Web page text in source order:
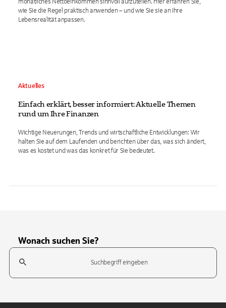
monatliches Nettoeinkommen sinnvoll aufzuteilen. Hier erfahren Sie,
wie Sie die Regel praktisch anwenden – und wie Sie sie an Ihre
Lebensrealität anpassen.
Aktuelles
Einfach erklärt, besser informiert: Aktuelle Themen
rund um Ihre Finanzen
Wichtige Neuerungen, Trends und wirtschaftliche Entwicklungen: Wir
halten Sie auf dem Laufenden und berichten über das, was sich ändert,
was es kostet und was das konkret für Sie bedeutet.
Wonach suchen Sie?
Suchfeld